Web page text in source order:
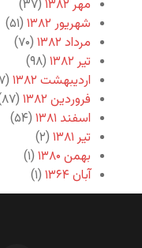
مهر ۱۳۸۲
(۳۷)
شهریور ۱۳۸۲
(۵۱)
مرداد ۱۳۸۲
(۷۰)
تیر ۱۳۸۲
(۹۸)
اردیبهشت ۱۳۸۲
(۶۷)
فروردین ۱۳۸۲
(۸۷)
اسفند ۱۳۸۱
(۵۴)
تیر ۱۳۸۱
(۲)
بهمن ۱۳۸۰
(۱)
آبان ۱۳۶۴
(۱)